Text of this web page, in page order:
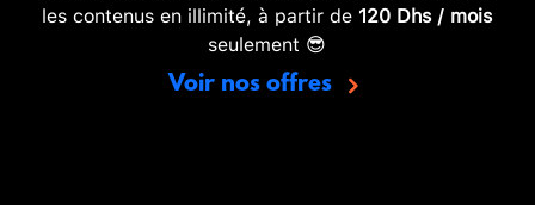
les contenus en illimité, à partir de 120 Dhs / mois
seulement 😎
Voir nos offres